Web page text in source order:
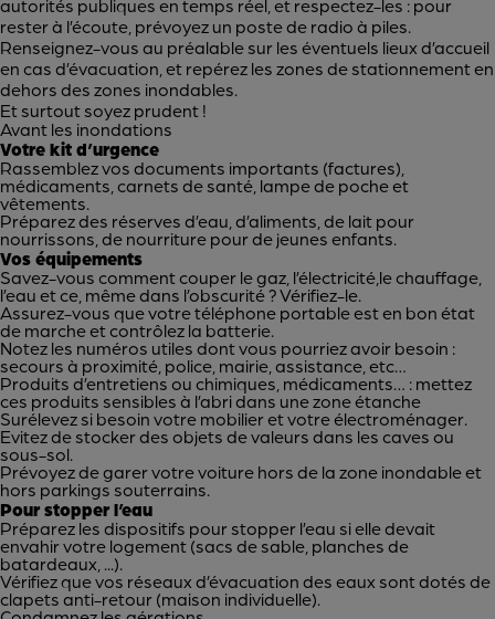
autorités publiques en temps réel, et respectez-les : pour
rester à l’écoute, prévoyez un poste de radio à piles.
Renseignez-vous au préalable sur les éventuels lieux d’accueil
en cas d’évacuation, et repérez les zones de stationnement en
dehors des zones inondables.
Et surtout soyez prudent !
Avant les inondations
Votre kit d’urgence
Rassemblez vos documents importants (factures),
médicaments, carnets de santé, lampe de poche et
vêtements.
Préparez des réserves d’eau, d’aliments, de lait pour
nourrissons, de nourriture pour de jeunes enfants.
Vos équipements
Savez-vous comment couper le gaz, l’électricité,le chauffage,
l’eau et ce, même dans l’obscurité ? Vérifiez-le.
Assurez-vous que votre téléphone portable est en bon état
de marche et contrôlez la batterie.
Notez les numéros utiles dont vous pourriez avoir besoin :
secours à proximité, police, mairie, assistance, etc…
Produits d’entretiens ou chimiques, médicaments… : mettez
ces produits sensibles à l’abri dans une zone étanche
Surélevez si besoin votre mobilier et votre électroménager.
Evitez de stocker des objets de valeurs dans les caves ou
sous-sol.
Prévoyez de garer votre voiture hors de la zone inondable et
hors parkings souterrains.
Pour stopper l’eau
Préparez les dispositifs pour stopper l’eau si elle devait
envahir votre logement (sacs de sable, planches de
batardeaux, ...).
Vérifiez que vos réseaux d’évacuation des eaux sont dotés de
clapets anti-retour (maison individuelle).